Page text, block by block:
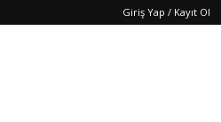
Giriş Yap / Kayıt Ol